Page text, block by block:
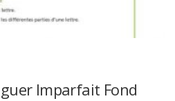
Imparfait Fond